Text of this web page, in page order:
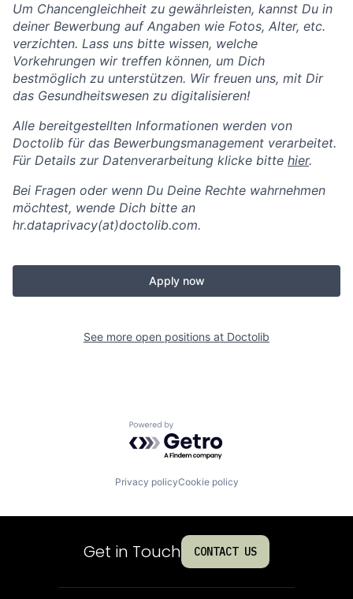
Um Chancengleichheit zu gewährleisten, kannst Du in
deiner Bewerbung auf Angaben wie Fotos, Alter, etc.
verzichten. Lass uns bitte wissen, welche
Vorkehrungen wir treffen können, um Dich
bestmöglich zu unterstützen. Wir freuen uns, mit Dir
das Gesundheitswesen zu digitalisieren!
Alle bereitgestellten Informationen werden von
Doctolib für das Bewerbungsmanagement verarbeitet.
Für Details zur Datenverarbeitung klicke bitte hier.
Bei Fragen oder wenn Du Deine Rechte wahrnehmen
möchtest, wende Dich bitte an
hr.dataprivacy(at)doctolib.com.
Apply now
See more open positions at Doctolib
Powered by Getro.com
Privacy policyCookie policy
Get in Touch CONTACT US